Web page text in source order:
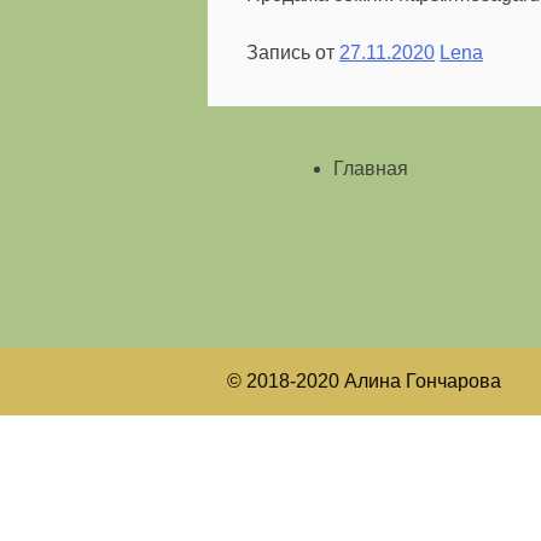
Запись от 27.11.2020 Lena
Главная
© 2018-2020 Алина Гончарова